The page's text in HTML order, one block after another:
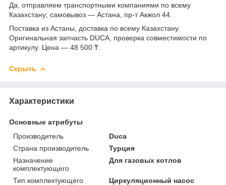
Да, отправляем транспортными компаниями по всему
Казахстану; самовывоз — Астана, пр-т Акжол 44.
Поставка из Астаны, доставка по всему Казахстану.
Оригинальная запчасть DUCA, проверка совместимости по
артикулу. Цена — 48 500 ₸.
Скрыть
Характеристики
Основные атрибуты
Производитель
Duca
Страна производитель
Турция
Назначение
комплектующего
Для газовых котлов
Тип комплектующего
Циркуляционный насос